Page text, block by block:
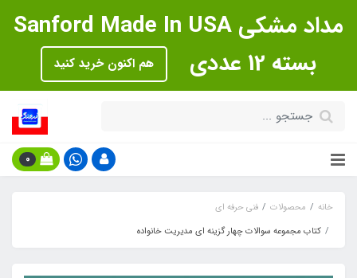
مداد مشکی Sanford Made In USA
بسته 12 عددی
هم اکنون خرید کنید
0
خانه محصولات
فنی حرفه ای
کتاب مجموعه سوالات چهار گزینه ای مدیریت خانواده